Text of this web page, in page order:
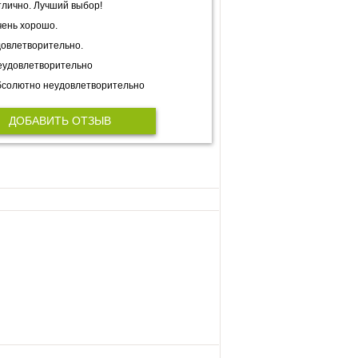
Лучший выбор!
хорошо.
неудовлетворительно
ДОБАВИТЬ ОТЗЫВ